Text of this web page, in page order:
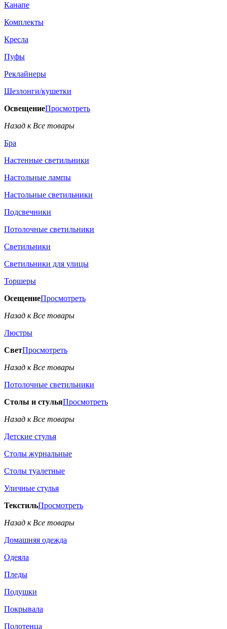
Канапе
Комплекты
Кресла
Пуфы
Реклайнеры
Шезлонги/кушетки
ОсвещениеПросмотреть
Назад к Все товары
Бра
Настенные светильники
Настольные лампы
Настольные светильники
Подсвечники
Потолочные светильники
Светильники
Светильники для улицы
Торшеры
ОсещениеПросмотреть
Назад к Все товары
Люстры
СветПросмотреть
Назад к Все товары
Потолочные светильники
Столы и стульяПросмотреть
Назад к Все товары
Детские стулья
Столы журнальные
Столы туалетные
Уличные стулья
ТекстильПросмотреть
Назад к Все товары
Домашняя одежда
Одеяла
Пледы
Подушки
Покрывала
Полотенца